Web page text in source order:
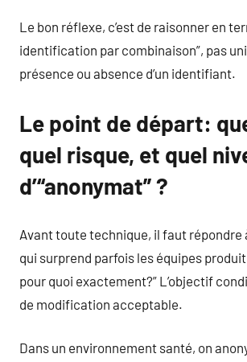
Le bon réflexe, c’est de raisonner en
identification par combinaison”, pas
présence ou absence d’un identifiant.
Le point de départ:
quel risque, et quel
d’“anonymat” ?
Avant toute technique, il faut répondre
qui surprend parfois les équipes
pour quoi exactement?” L’objectif
de modification acceptable.
Dans un environnement santé, on